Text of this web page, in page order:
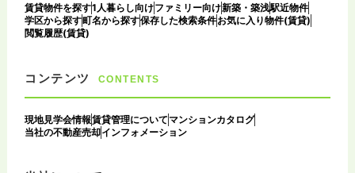
賃貸物件を探す1人暮らし向けファミリー向け新築・築浅駅近物件
学区から探す町名から探す保存した検索条件お気に入り物件(賃貸)
閲覧履歴(賃貸)
コンテンツ CONTENTS
現地見学会情報賃貸管理について マンションカタログ
当社の不動産売却インフォメーション